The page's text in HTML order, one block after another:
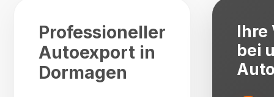
Professioneller
Autoexport in
Dormagen
Ihre
bei